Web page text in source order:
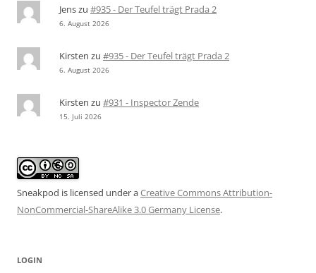
Jenszu #935 - Der Teufel trägt Prada 2
6. August 2026
Kirsten zu #935 - Der Teufel trägt Prada 2
6. August 2026
Kirsten zu #931 - Inspector Zende
15. Juli 2026
Sneakpod is licensed under aCreative Commons Attribution-
NonCommercial-ShareAlike 3.0 Germany License.
LOGIN